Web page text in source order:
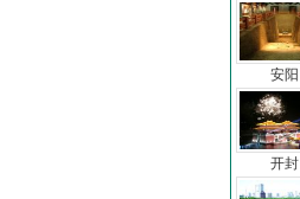
安阳
开封